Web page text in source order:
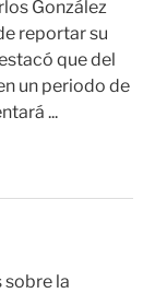
González
reportar su
que del
un periodo de
...
sobre la